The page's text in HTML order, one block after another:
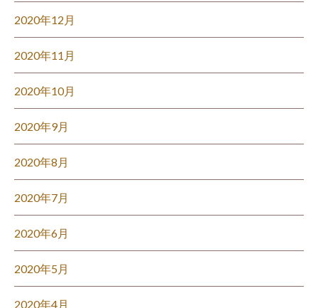
2020年12月
2020年11月
2020年10月
2020年9月
2020年8月
2020年7月
2020年6月
2020年5月
2020年4月